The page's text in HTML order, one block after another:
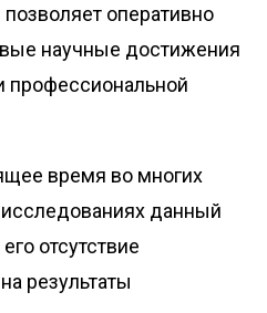
оперативно
научные достижения
профессиональной
время во многих
данный
отсутствие
результаты